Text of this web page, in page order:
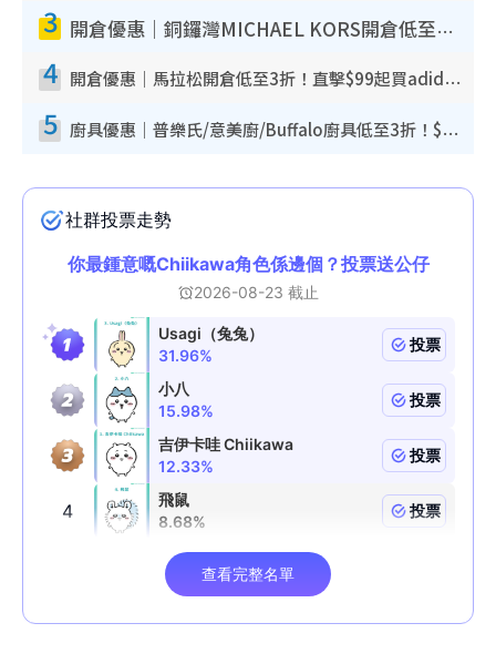
3 開倉優惠｜銅鑼灣MICHAEL KORS開倉低至17折！直擊$500起買手袋/銀包/鞋款 必買經典Jet Set系列
4 開倉優惠｜馬拉松開倉低至3折！直擊$99起買adidas／New Balance／Puma鞋款 STANLEY保溫杯劈價至$119起
5 廚具優惠｜普樂氏/意美廚/Buffalo廚具低至3折！$89起買煎鍋／炒鑊／個人鍋 同場小家電激減至$99起